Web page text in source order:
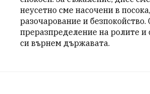
неусетно сме насочени в
разочарование и безпокойство.
преразпределение на ролите и
си върнем държавата.